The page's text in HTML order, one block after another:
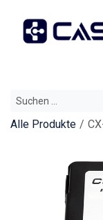
Alle Produkte